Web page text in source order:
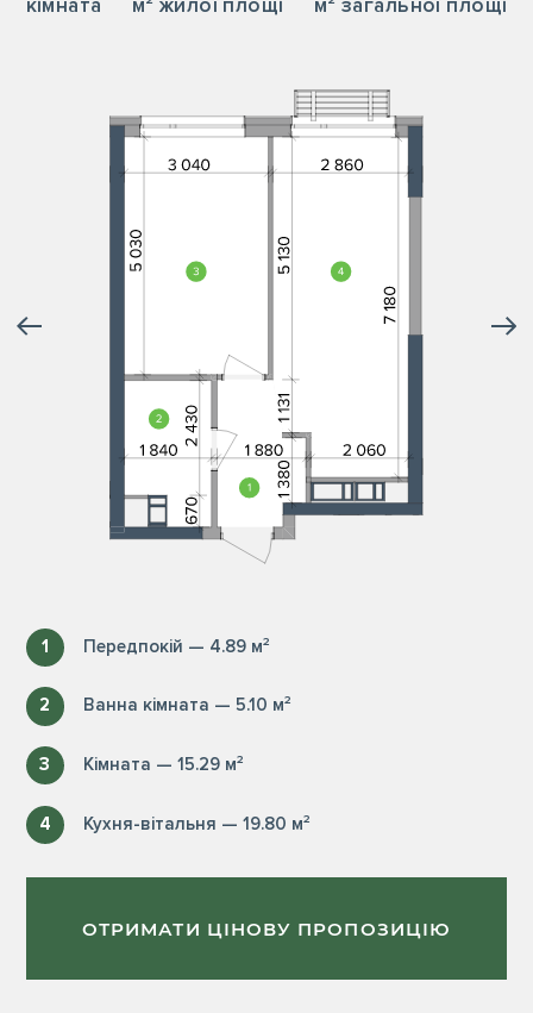
кiмната м² жилої площі м² загальної площі
1 Передпокій — 4.89 м²
2 Ванна кімната — 5.10 м²
3 Кімната — 15.29 м²
4 Кухня-вітальня — 19.80 м²
ОТРИМАТИ ЦІНОВУ ПРОПОЗИЦІЮ